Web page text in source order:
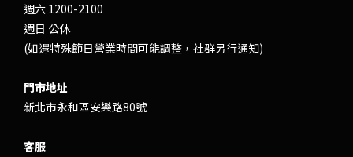
週六 1200-2100
週日 公休
(如遇特殊節日營業時間可能調整，社群另行通知)
門市地址
新北市永和區安樂路80號
客服